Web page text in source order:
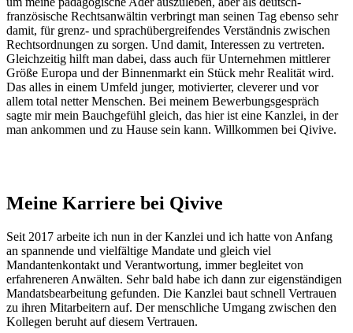
französische Rechtsanwältin verbringt man seinen Tag ebenso sehr
damit, für grenz- und sprachübergreifendes Verständnis zwischen
Rechtsordnungen zu sorgen. Und damit, Interessen zu vertreten.
Gleichzeitig hilft man dabei, dass auch für Unternehmen mittlerer
Größe Europa und der Binnenmarkt ein Stück mehr Realität wird.
Das alles in einem Umfeld junger, motivierter, cleverer und vor
allem total netter Menschen. Bei meinem Bewerbungsgespräch
sagte mir mein Bauchgefühl gleich, das hier ist eine Kanzlei, in der
man ankommen und zu Hause sein kann. Willkommen bei Qivive.
Meine Karriere bei Qivive
Seit 2017 arbeite ich nun in der Kanzlei und ich hatte von Anfang
an spannende und vielfältige Mandate und gleich viel
Mandantenkontakt und Verantwortung, immer begleitet von
erfahreneren Anwälten. Sehr bald habe ich dann zur eigenständigen
Mandatsbearbeitung gefunden. Die Kanzlei baut schnell Vertrauen
zu ihren Mitarbeitern auf. Der menschliche Umgang zwischen den
Kollegen beruht auf diesem Vertrauen.